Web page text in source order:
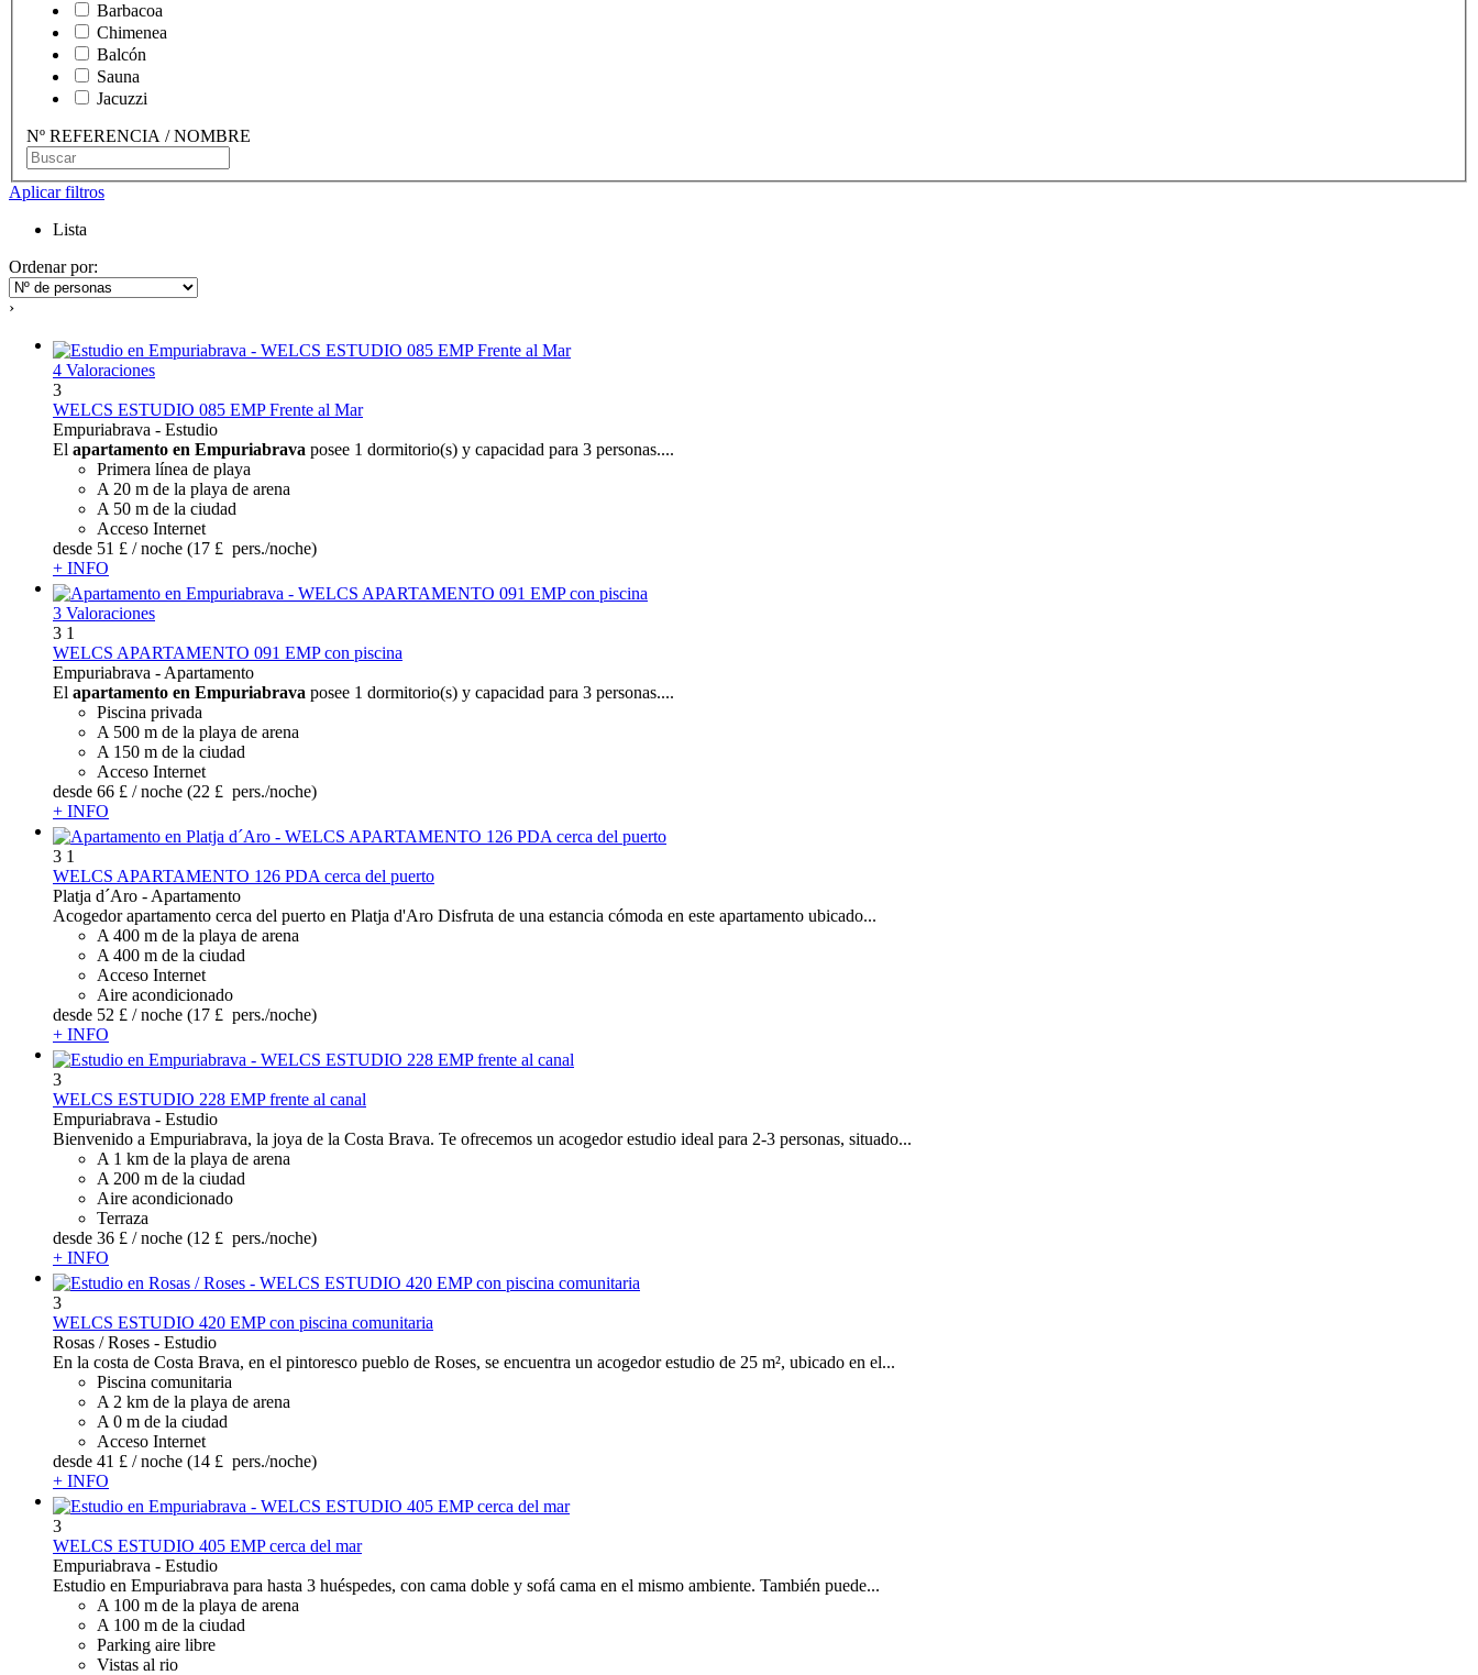
Barbacoa
Chimenea
Balcón
Sauna
Jacuzzi
Nº REFERENCIA / NOMBRE
Aplicar filtros
Lista
Ordenar por:
›
4 Valoraciones
3
WELCS ESTUDIO 085 EMP Frente al Mar
Empuriabrava - Estudio
El apartamento en Empuriabrava posee 1 dormitorio(s) y capacidad para 3 personas....
Primera línea de playa
A 20 m de la playa de arena
A 50 m de la ciudad
Acceso Internet
desde 51 £ / noche (17 £ pers./noche)
+ INFO
3 Valoraciones
3 1
WELCS APARTAMENTO 091 EMP con piscina
Empuriabrava - Apartamento
El apartamento en Empuriabrava posee 1 dormitorio(s) y capacidad para 3 personas....
Piscina privada
A 500 m de la playa de arena
A 150 m de la ciudad
Acceso Internet
desde 66 £ / noche (22 £ pers./noche)
+ INFO
3 1
WELCS APARTAMENTO 126 PDA cerca del puerto
Platja d´Aro - Apartamento
Acogedor apartamento cerca del puerto en Platja d'Aro Disfruta de una estancia cómoda en este apartamento ubicado...
A 400 m de la playa de arena
A 400 m de la ciudad
Acceso Internet
Aire acondicionado
desde 52 £ / noche (17 £ pers./noche)
+ INFO
3
WELCS ESTUDIO 228 EMP frente al canal
Empuriabrava - Estudio
Bienvenido a Empuriabrava, la joya de la Costa Brava. Te ofrecemos un acogedor estudio ideal para 2-3 personas, situado...
A 1 km de la playa de arena
A 200 m de la ciudad
Aire acondicionado
Terraza
desde 36 £ / noche (12 £ pers./noche)
+ INFO
3
WELCS ESTUDIO 420 EMP con piscina comunitaria
Rosas / Roses - Estudio
En la costa de Costa Brava, en el pintoresco pueblo de Roses, se encuentra un acogedor estudio de 25 m², ubicado en el...
Piscina comunitaria
A 2 km de la playa de arena
A 0 m de la ciudad
Acceso Internet
desde 41 £ / noche (14 £ pers./noche)
+ INFO
3
WELCS ESTUDIO 405 EMP cerca del mar
Empuriabrava - Estudio
Estudio en Empuriabrava para hasta 3 huéspedes, con cama doble y sofá cama en el mismo ambiente. También puede...
A 100 m de la playa de arena
A 100 m de la ciudad
Parking aire libre
Vistas al rio